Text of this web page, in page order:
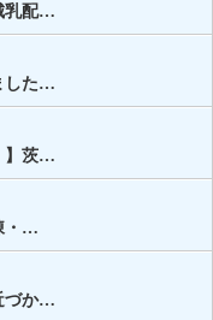
乳配…
した…
】茨…
・…
づか…